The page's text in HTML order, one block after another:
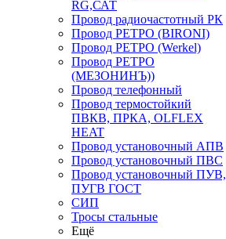
RG,САТ
Провод радиочастотный РК
Провод РЕТРО (BIRONI)
Провод РЕТРО (Werkel)
Провод РЕТРО
(МЕЗОНИНЪ))
Провод телефонный
Провод термостойкий
ПВКВ, ПРКА, OLFLEX
HEAT
Провод установочный АПВ
Провод установочный ПВС
Провод установочный ПУВ,
ПУГВ ГОСТ
СИП
Тросы стальные
Ещё